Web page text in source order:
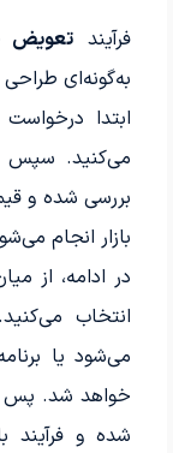
فرآیند تعویض
به‌گونه‌ای
ابتدا
می‌کنید. سپس
بررسی شده و
بازار انجام
در ادامه، از
انتخاب
می‌شود یا
خواهد شد. پس
شده و فرآیند